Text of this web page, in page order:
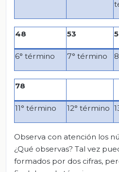
48 53
6° término 7° término
78
11° término 12° término
Observa con atención los
¿Qué observas? Tal vez
formados por dos cifras,